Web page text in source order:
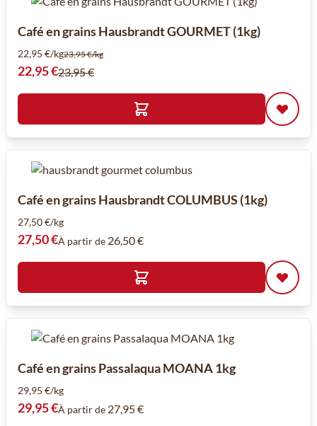
Café en grains Hausbrandt GOURMET (1kg)
22,95 €/kg23,95 €/kg
Prix spécial
22,95 €23,95 €
Café en grains Hausbrandt COLUMBUS (1kg)
27,50 €/kg
27,50 €À partir de 26,50 €
Café en grains Passalaqua MOANA 1kg
29,95 €/kg
29,95 €À partir de 27,95 €